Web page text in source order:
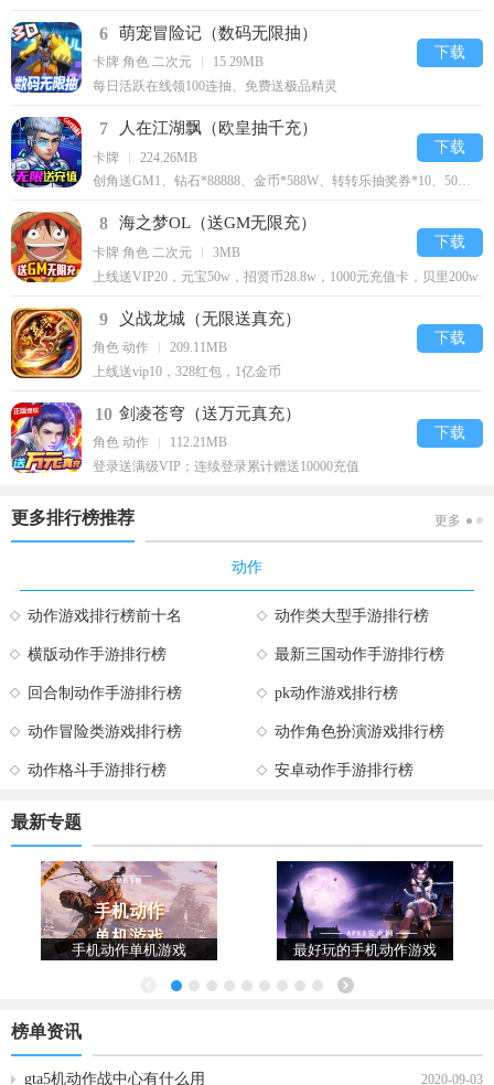
6 萌宠冒险记（数码无限抽）
卡牌 角色 二次元
15.29MB
每日活跃在线领100连抽、免费送极品精灵
下载
7 人在江湖飘（欧皇抽千充）
卡牌
224.26MB
创角送GM1、钻石*88888、金币*588W、转转乐抽奖券*10、50连抽、觉醒宝箱钥匙*50
下载
8 海之梦OL（送GM无限充）
卡牌 角色 二次元
3MB
上线送VIP20，元宝50w，招贤币28.8w，1000元充值卡，贝里200w
下载
9 义战龙城（无限送真充）
角色 动作
209.11MB
上线送vip10，328红包，1亿金币
下载
10 剑凌苍穹（送万元真充）
角色 动作
112.21MB
登录送满级VIP；连续登录累计赠送10000充值
下载
更多排行榜推荐 更多
动作
动作游戏排行榜前十名 动作类大型手游排行榜
横版动作手游排行榜 最新三国动作手游排行榜
回合制动作手游排行榜 pk动作游戏排行榜
动作冒险类游戏排行榜 动作角色扮演游戏排行榜
动作格斗手游排行榜 安卓动作手游排行榜
最新专题
手机动作单机游戏 最好玩的手机动作游戏
榜单资讯
gta5机动作战中心有什么用 2020-09-03